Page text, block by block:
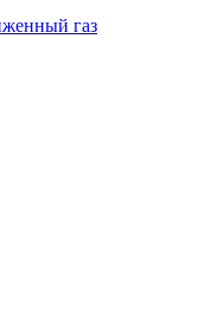
газ